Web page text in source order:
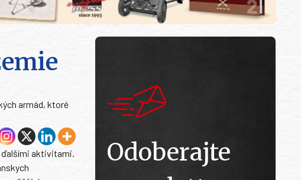
armád, ktoré
ďalšími aktivitami.
Odoberajte